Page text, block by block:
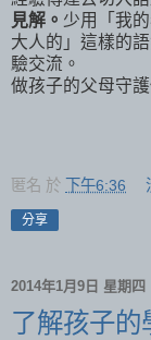
見解。 少用「我
大人的」這樣的
驗交流。
做孩子的父母守
匿名 於 下午6:36
分享
2014年1月9日 星期四
了解孩子的